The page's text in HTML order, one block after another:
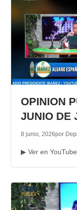
OPINION
JUNIO DE
8 junio, 2026por
▶ Ver en YouTube